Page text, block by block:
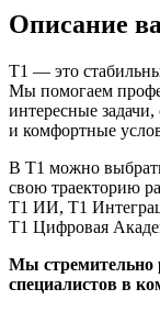
Описание
Т1 — это
Мы помогаем
интересные
и комфортные
В Т1 можно
свою траекторию
Т1 ИИ, Т1
Т1 Цифровая
Мы стремительно
специалистов в